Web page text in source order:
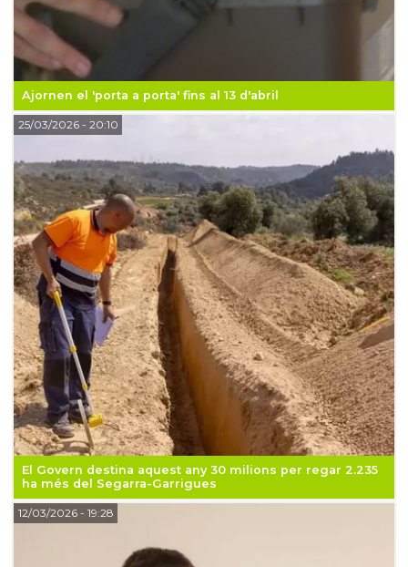
Ajornen el 'porta a porta' fins al 13 d'abril
El Govern destina aquest any 30 milions per regar 2.235
ha més del Segarra-Garrigues
25/03/2026- 20:10
12/03/2026- 19:28